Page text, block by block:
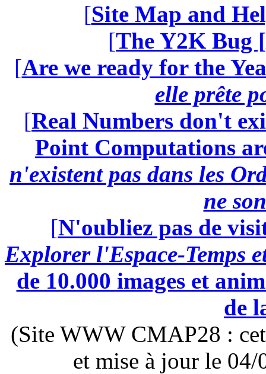
[Site Map and
[The Y2K Bug [
[Are we ready for the
elle prête
[Real Numbers don't
Point Computations
n'existent pas dans les
ne
[N'oubliez pas de
Explorer l'Espace-Temps
de 10.000 images et
de
(Site WWW CMAP28 :
et mise à jour le